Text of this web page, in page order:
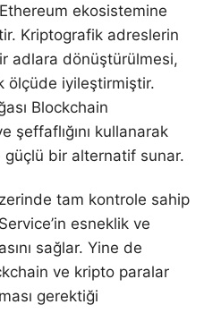
ekosistemine
Kriptografik adreslerin
adlara dönüştürülmesi,
ölçüde iyileştirmiştir.
Blockchain
şeffaflığını kullanarak
güçlü bir alternatif sunar.
tam kontrole sahip
esneklik ve
sağlar. Yine de
ve kripto paralar
gerektiği